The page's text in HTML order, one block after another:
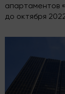
апартаментов
до октября